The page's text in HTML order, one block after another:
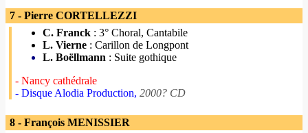
7 - Pierre CORTELLEZZI
C. Franck : 3° Choral, Cantabile
L. Vierne : Carillon de Longpont
L. Boëllmann : Suite gothique
- Nancy cathédrale
- Disque Alodia Production, 2000? CD
8 - François MENISSIER